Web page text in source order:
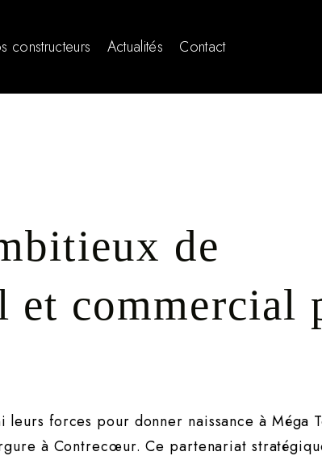
constructeurs Actualités Contact
de
et commercial
forces pour donner naissance à Méga
à Contrecœur. Ce partenariat